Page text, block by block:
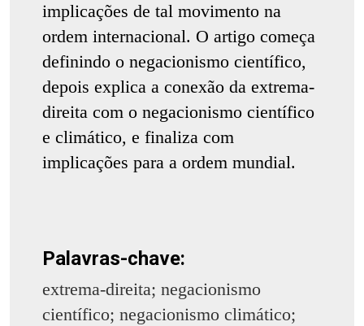
implicações de tal movimento na
ordem internacional. O artigo começa
definindo o negacionismo científico,
depois explica a conexão da extrema-
direita com o negacionismo científico
e climático, e finaliza com
implicações para a ordem mundial.
Palavras-chave:
extrema-direita; negacionismo
científico; negacionismo climático;